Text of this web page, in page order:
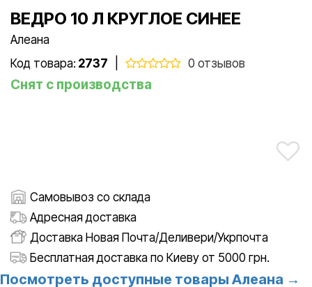
ВЕДРО 10 Л КРУГЛОЕ СИНЕЕ
Алеана
Код товара: 2737 0 отзывов
Снят с производства
Самовывоз со склада
Адресная доставка
Доставка Новая Почта/Деливери/Укрпочта
Бесплатная доставка по Киеву от 5000 грн.
Посмотреть доступные товары Алеана →